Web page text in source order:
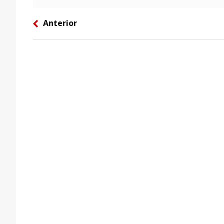
left Anterior